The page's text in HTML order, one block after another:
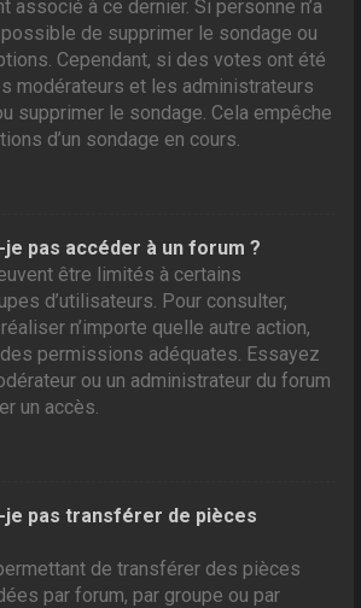
associé à ce dernier. Si personne n’a
de supprimer le sondage ou
Cependant, si des votes ont été
modérateurs et les administrateurs
supprimer le sondage. Cela empêche
d’un sondage en cours.
pas accéder à un forum ?
être limités à certains
d’utilisateurs. Pour consulter,
n’importe quelle autre action,
permissions adéquates. Essayez
ou un administrateur du forum
un accès.
je pas transférer de pièces
de transférer des pièces
par forum, par groupe ou par